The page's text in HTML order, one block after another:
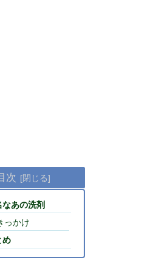
次
なあの洗剤
っかけ
め